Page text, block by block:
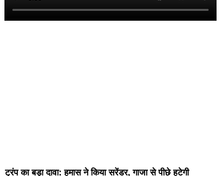
ट्रंप का बड़ा दावा: हमास ने किया सरेंडर, गाजा से पीछे हटेगी